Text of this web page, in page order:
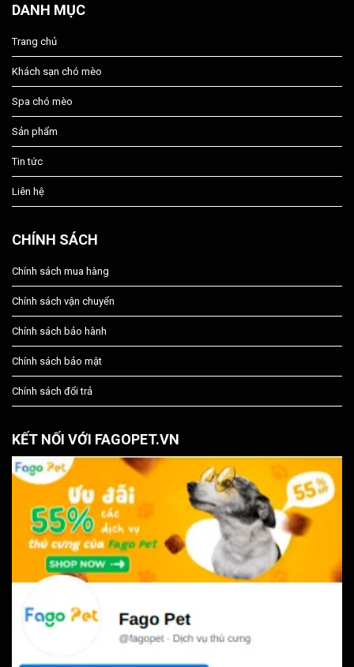
DANH MỤC
Trang chủ
Khách sạn chó mèo
Spa chó mèo
Sản phẩm
Tin tức
Liên hệ
CHÍNH SÁCH
Chính sách mua hàng
Chính sách vận chuyển
Chính sách bảo hành
Chính sách bảo mật
Chính sách đổi trả
KẾT NỐI VỚI FAGOPET.VN